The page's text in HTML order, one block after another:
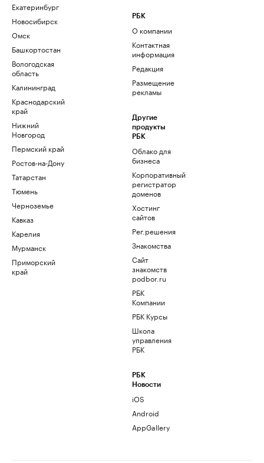
Екатеринбург
Новосибирск
Омск
Башкортостан
Вологодская
область
Калининград
Краснодарский
край
Нижний
Новгород
Пермский край
Ростов-на-Дону
Татарстан
Тюмень
Черноземье
Кавказ
Карелия
Мурманск
Приморский
край
РБК
О компании
Контактная
информация
Редакция
Размещение
рекламы
Другие
продукты
РБК
Облако для
бизнеса
Корпоративный
регистратор
доменов
Хостинг
сайтов
Рег.решения
Знакомства
Сайт
знакомств
podbor.ru
РБК
Компании
РБК Курсы
Школа
управления
РБК
РБК
Новости
iOS
Android
AppGallery